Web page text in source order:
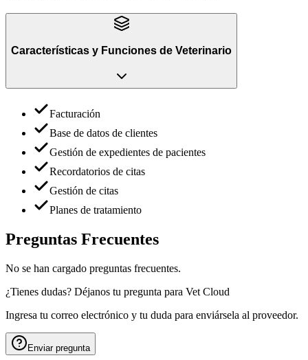
Características y Funciones de Veterinario
Facturación
Base de datos de clientes
Gestión de expedientes de pacientes
Recordatorios de citas
Gestión de citas
Planes de tratamiento
Preguntas Frecuentes
No se han cargado preguntas frecuentes.
¿Tienes dudas? Déjanos tu pregunta para Vet Cloud
Ingresa tu correo electrónico y tu duda para enviársela al proveedor.
Enviar pregunta